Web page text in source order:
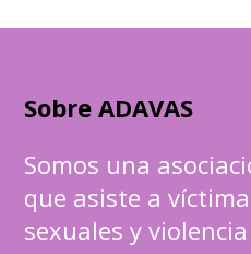
Sobre ADAVAS
Somos una
que asiste a
sexuales y